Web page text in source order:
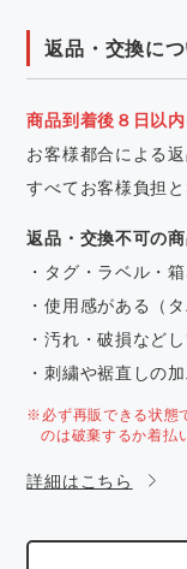
返品・交換に
商品到着後８日以
お客様都合による
すべてお客様負担と
返品・交換不可の
・タグ・ラベル・
・使用感がある（
・汚れ・破損など
・刺繍や裾直しの
※必ず再販できる状態
のは破棄するか着払
詳細はこちら